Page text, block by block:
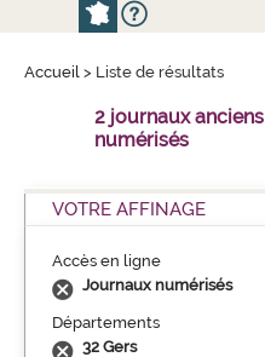
Accueil > Liste de résultats
2 journaux anciens
numérisés
VOTRE AFFINAGE
Accès en ligne
Journaux numérisés
Départements
32 Gers